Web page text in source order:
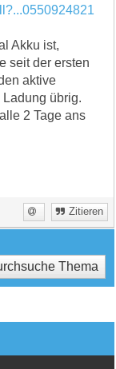
Akku ist,
seit der ersten
aktive
übrig.
2 Tage ans
Zitieren